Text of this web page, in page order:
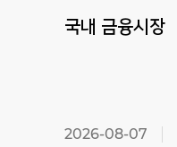
국내 금융시장
2026-08-07